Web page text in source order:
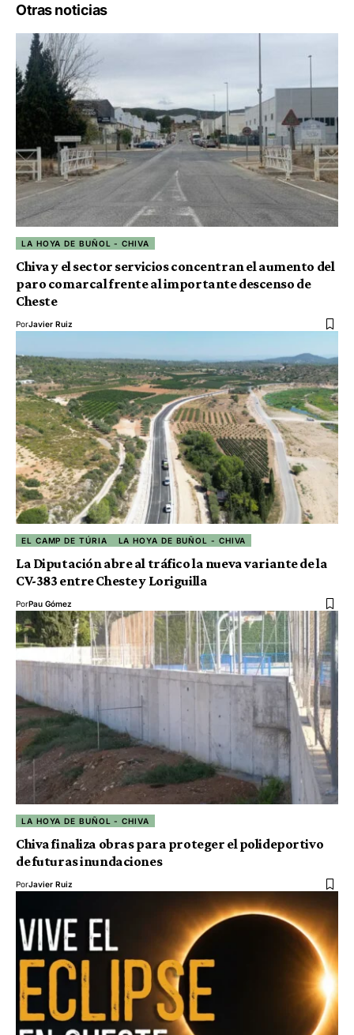
Otras noticias
LA HOYA DE BUÑOL - CHIVA
Chiva y el sector servicios concentran el aumento del
paro comarcal frente al importante descenso de
Cheste
PorJavier Ruiz
EL CAMP DE TÚRIA LA HOYA DE BUÑOL - CHIVA
La Diputación abre al tráfico la nueva variante de la
CV-383 entre Cheste y Loriguilla
PorPau Gómez
LA HOYA DE BUÑOL - CHIVA
Chiva finaliza obras para proteger el polideportivo
de futuras inundaciones
PorJavier Ruiz